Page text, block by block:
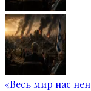
«Весь мир нас